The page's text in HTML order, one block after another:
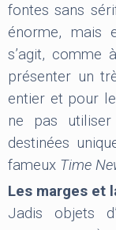
fontes sans
énorme, mais
s’agit, comme
présenter un
entier et pour
ne pas
destinées
fameux Time
Les marges et
Jadis objets